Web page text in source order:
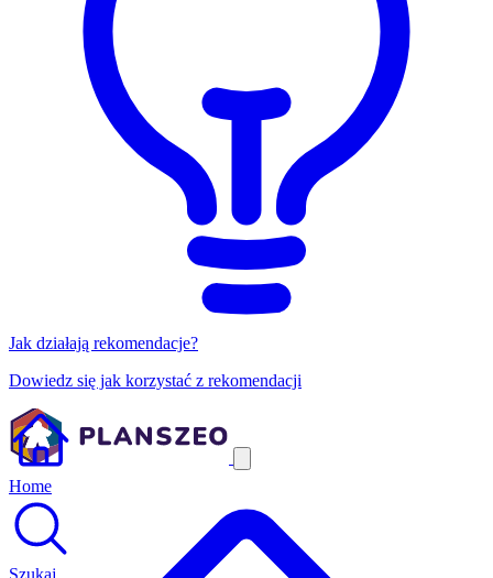
Jak działają rekomendacje?
Dowiedz się jak korzystać z rekomendacji
Home
Szukaj